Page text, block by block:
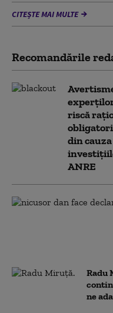
CITEȘTE MAI MULTE
Recomandările
riscă
din
ANRE
Radu
ne